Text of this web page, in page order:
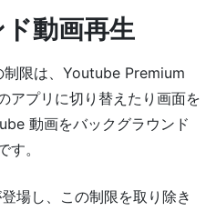
動画再生
限は、Youtube Premium
アプリに切り替えたり画面を
動画をバックグラウンド
。
場し、この制限を取り除き